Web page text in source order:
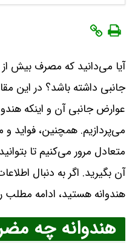
آیا می‌دانید که مصرف بیش
جانبی داشته باشد؟ در این
عوارض جانبی آن و اینکه
می‌پردازیم. همچنین، فواید و
متعادل مرور می‌کنیم تا
آن بگیرید. اگر به دنبال
هندوانه هستید، ادامه مطلب
هندوانه چه